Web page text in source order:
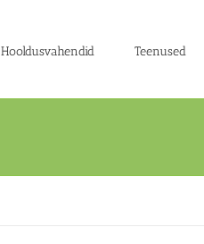
Hooldusvahendid Teenused